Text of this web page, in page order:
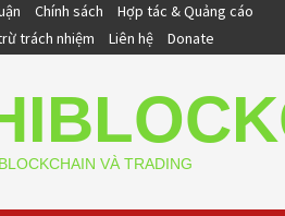
Chính sách
Hợp tác & Quảng cáo
trách nhiệm Liên hệ Donate
VÀ TRADING